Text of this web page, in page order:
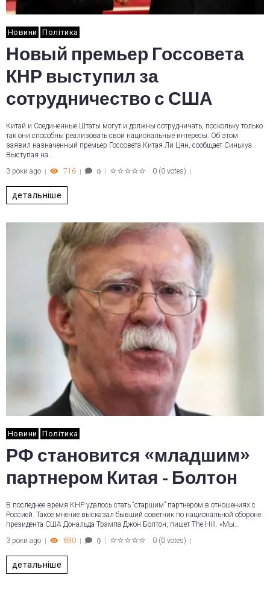
Новини Політика
Новый премьер Госсовета
КНР выступил за
сотрудничество с США
Китай и Соединенные Штаты могут и должны сотрудничать, поскольку только
так они способны реализовать свои национальные интересы. Об этом
заявил назначенный премьер Госсовета Китая Ли Цян, сообщает Синьхуа.
Выступая на…
3 роки ago
716 0 0 (0 votes)
детальніше
Новини Політика
РФ становится «младшим»
партнером Китая - Болтон
В последнее время КНР удалось стать “старшим” партнером в отношениях с
Россией. Такое мнение высказал бывший советник по национальной обороне
президента США Дональда Трампа Джон Болтон, пишет The Hill. «Мы…
3 роки ago
690 0 0 (0 votes)
детальніше